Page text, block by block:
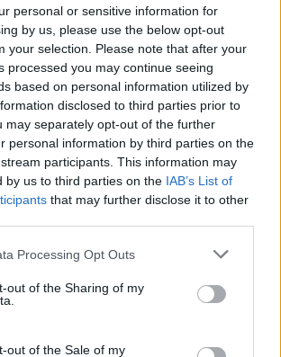
personal or sensitive information for
by us, please use the below opt-out
your selection. Please note that after your
processed you may continue seeing
based on personal information utilized by
disclosed to third parties prior to
may separately opt-out of the further
personal information by third parties on the
participants. This information may
by us to third parties on the IAB’s List of
that may further disclose it to other
website/app uses one or more Google
visit or usage behaviour. You may click to
to Google and its third-party tags to
below specified purposes in below Google
Processing Opt Outs
out of the Sharing of my
out of the Sale of my
ευρωπαϊκή ενότητα: Η Ισπανία
Ιταλία με συνοριακούς ελέγχους
ΧΡΉΣΤΟΣ ΤΈΛΙΟΣ